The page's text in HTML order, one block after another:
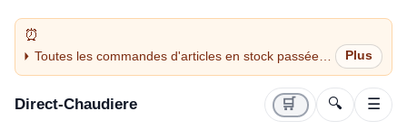
Toutes les commandes d'articles en stock passées
avant 14H sont expédiées le jour même (jours
Direct-Chaudiere 🛒 🔍 ☰